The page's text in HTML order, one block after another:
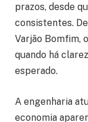
prazos, desde
consistentes.
Varjão Bomfim,
quando há
esperado.
A engenharia
economia